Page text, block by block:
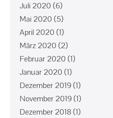
Juli 2020 (6)
Mai 2020 (5)
April 2020 (1)
März 2020 (2)
Februar 2020 (1)
Januar 2020 (1)
Dezember 2019(1)
November 2019(1)
Dezember 2018(1)